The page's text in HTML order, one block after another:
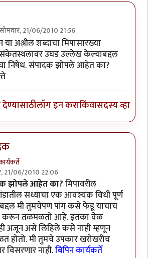
सोमवार, 21/06/2010 21:56
toशुद्धलेखनby३_१४ विक्षिप्त अदिती
अश्लील शब्दाचा मिपासारख्या
उघड उल्लेख केल्याबद्दल
निषेध. संपादक झोपले आहेत का?
देण्यासाठीलॉग इन कराकिंवासदस्य व्हा
21/06/2010 22:06
toनिषेधbyनितिन थत्ते
झोपले आहेत का?मिपावरील
सध्याचा एक आवश्यक विधी पूर्ण
मी तुमचेपण पांग कसे फेडू याचाच
करून तळमळतो आहे. इतका वेळ
अजून असे लिहिले कसे नाही म्हणून
होतो. मी तुमचे उपकार खरोखरीच
विसरणार नाही.बिपिन कार्यकर्ते